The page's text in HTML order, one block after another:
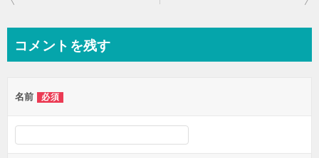
ビ
ー
シ
ョ
コメントを残す
名前 必須